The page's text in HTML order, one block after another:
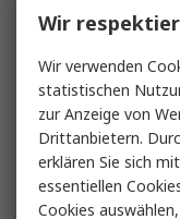
Wir
Wir verwenden
statistischen
zur Anzeige von
Drittanbietern.
erklären Sie sich
essentiellen
Cookies